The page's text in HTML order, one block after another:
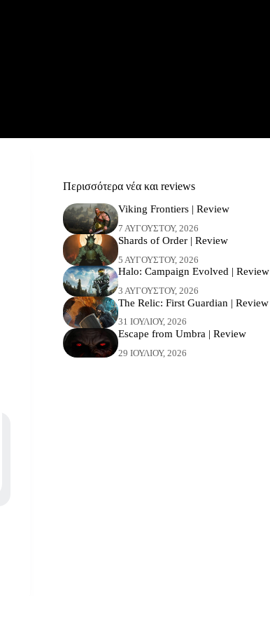
Περισσότερα νέα και reviews
Viking Frontiers | Review
7 ΑΥΓΟΎΣΤΟΥ, 2026
Shards of Order | Review
5 ΑΥΓΟΎΣΤΟΥ, 2026
Halo: Campaign Evolved | Review
3 ΑΥΓΟΎΣΤΟΥ, 2026
The Relic: First Guardian | Review
31 ΙΟΥΛΊΟΥ, 2026
Escape from Umbra | Review
29 ΙΟΥΛΊΟΥ, 2026